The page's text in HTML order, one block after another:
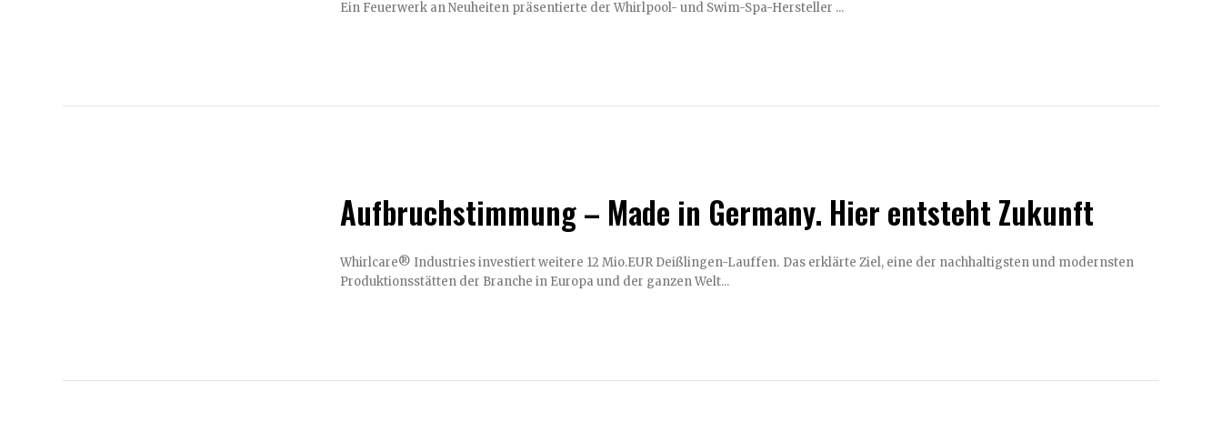
Ein Feuerwerk an Neuheiten präsentierte der Whirlpool- und Swim-Spa-Hersteller ...
Aufbruchstimmung – Made in Germany. Hier entsteht Zukunft
Whirlcare® Industries investiert weitere 12 Mio.EUR Deißlingen-Lauffen. Das erklärte Ziel, eine der nachhaltigsten und modernsten
Produktionsstätten der Branche in Europa und der ganzen Welt...